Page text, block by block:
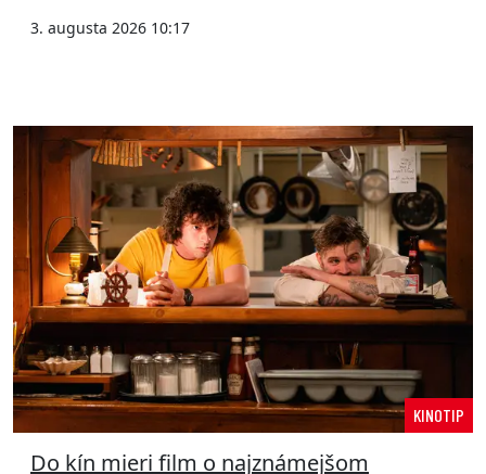
3. augusta 2026 10:17
KINOTIP
Do kín mieri film o najznámejšom